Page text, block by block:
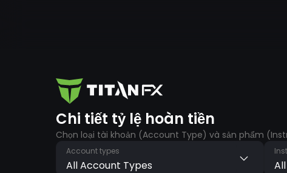
Chi tiết tỷ lệ hoàn tiền
Chọn loại tài khoản (Account Type) và sản phẩm
All Account Types
Account types